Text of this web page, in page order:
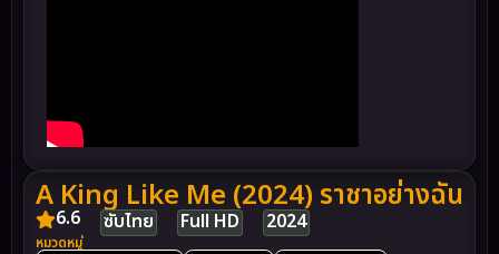
A King Like Me (2024) ราชาอย่างฉัน
6.6 ซับไทย Full HD 2024
หมวดหมู่